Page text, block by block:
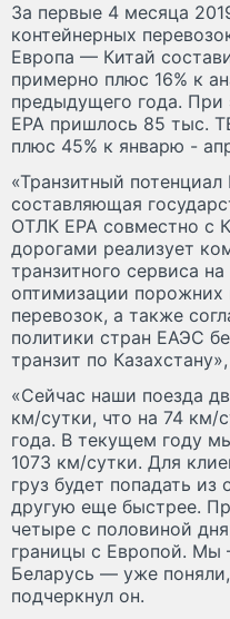
За первые 4 месяца
контейнерных
Европа — Китай
примерно плюс 16% к
предыдущего года.
ЕРА пришлось 85 тыс.
плюс 45% к январю -
«Транзитный
составляющая
ОТЛК ЕРА совместно с
дорогами реализует
транзитного сервиса
оптимизации порожних
перевозок, а также
политики стран ЕАЭС
транзит по
«Сейчас наши поезда
км/сутки, что на 74 км/
года. В текущем году
1073 км/сутки. Для
груз будет попадать
другую еще быстрее.
четыре с половиной
границы с Европой. Мы
Беларусь — уже
подчеркнул он.